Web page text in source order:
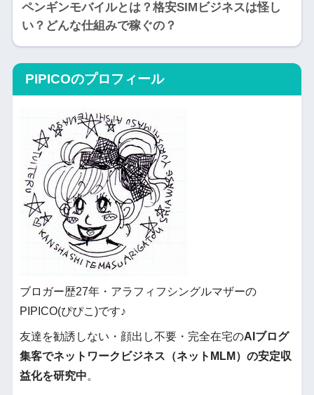
ペンギンモバイルとは？格安SIMビジネスは怪し
い？どんな仕組みで稼ぐの？
PIPICOのプロフィール
ブロガー歴27年・アラフィフシングルマザーの
PIPICO(ぴぴこ)です♪
友達を勧誘しない・顔出し不要・完全在宅のAIブログ
集客でネットワークビジネス（ネットMLM）の安定収
益化を研究中。